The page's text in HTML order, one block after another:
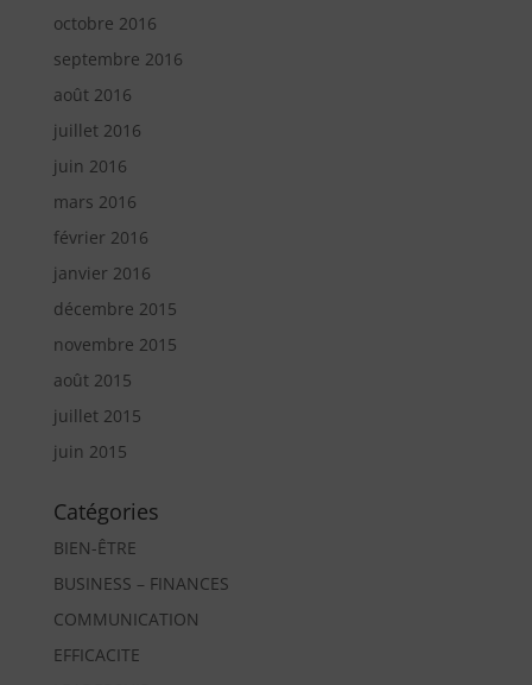
octobre 2016
septembre 2016
août 2016
juillet 2016
juin 2016
mars 2016
février 2016
janvier 2016
décembre 2015
novembre 2015
août 2015
juillet 2015
juin 2015
Catégories
BIEN-ÊTRE
BUSINESS – FINANCES
COMMUNICATION
EFFICACITE